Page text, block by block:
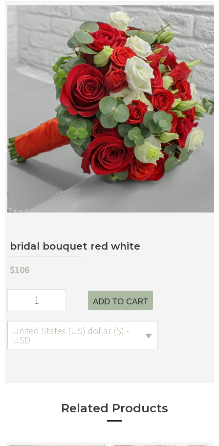
Contacts
My Account
bridal bouquet red white
$106
ADD TO CART
United States (US) dollar ($) -
USD
Related Products